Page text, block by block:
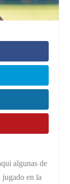
algunas de
jugado en la